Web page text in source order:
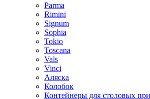
Parma
Rimini
Signum
Sophia
Tokio
Toscana
Vals
Vinci
Аляска
Колобок
Контейнеры для столовых